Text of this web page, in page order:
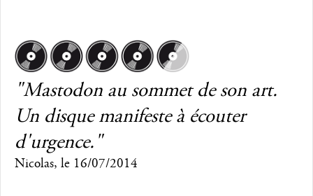
"Mastodon au sommet de son art.
Un disque manifeste à écouter
d'urgence."
Nicolas, le 16/07/2014